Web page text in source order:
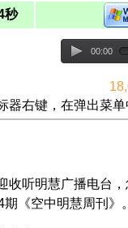
秒
00:00
器右键，在弹出菜
收听明慧广播电台，
期《空中明慧周刊》